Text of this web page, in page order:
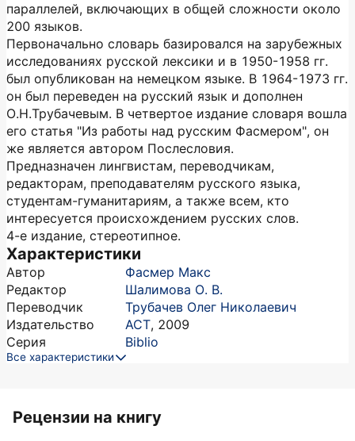
параллелей, включающих в общей сложности около
200 языков.
Первоначально словарь базировался на зарубежных
исследованиях русской лексики и в 1950-1958 гг.
был опубликован на немецком языке. В 1964-1973 гг.
он был переведен на русский язык и дополнен
О.Н.Трубачевым. В четвертое издание словаря вошла
его статья "Из работы над русским Фасмером", он
же является автором Послесловия.
Предназначен лингвистам, переводчикам,
редакторам, преподавателям русского языка,
студентам-гуманитариям, а также всем, кто
интересуется происхождением русских слов.
4-е издание, стереотипное.
Характеристики
Автор
Фасмер Макс
Редактор
Шалимова О. В.
Переводчик
Трубачев Олег Николаевич
Издательство
АСТ, 2009
Серия
Biblio
Все характеристики
Рецензии на книгу